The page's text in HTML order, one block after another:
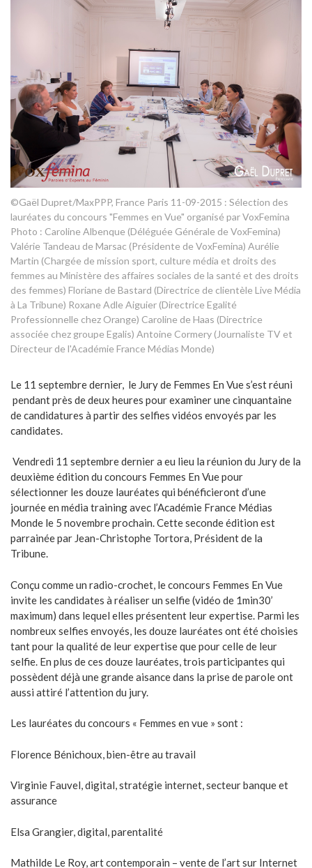
©Gaël Dupret/MaxPPP, France Paris 11-09-2015 : Sélection des
lauréates du concours "Femmes en Vue" organisé par VoxFemina
Photo : Caroline Albenque (Déléguée Générale de VoxFemina)
Valérie Tandeau de Marsac (Présidente de VoxFemina) Aurélie
Martin (Chargée de mission sport, culture média et droits des
femmes au Ministère des affaires sociales de la santé et des droits
des femmes) Floriane de Bastard (Directrice de clientèle Live Média
à La Tribune) Roxane Adle Aiguier (Directrice Egalité
Professionnelle chez Orange) Caroline de Haas (Directrice
associée chez groupe Egalis) Antoine Cormery (Journaliste TV et
Directeur de l'Académie France Médias Monde)
Le 11 septembre dernier, le Jury de Femmes En Vue s’est réuni
pendant près de deux heures pour examiner une cinquantaine
de candidatures à partir des selfies vidéos envoyés par les
candidates.
Vendredi 11 septembre dernier a eu lieu la réunion du Jury de la
deuxième édition du concours Femmes En Vue pour
sélectionner les douze lauréates qui bénéficieront d’une
journée en média training avec l’Académie France Médias
Monde le 5 novembre prochain. Cette seconde édition est
parrainée par Jean-Christophe Tortora, Président de la
Tribune.
Conçu comme un radio-crochet, le concours Femmes En Vue
invite les candidates à réaliser un selfie (vidéo de 1min30’
maximum) dans lequel elles présentent leur expertise. Parmi les
nombreux selfies envoyés, les douze lauréates ont été choisies
tant pour la qualité de leur expertise que pour celle de leur
selfie. En plus de ces douze lauréates, trois participantes qui
possèdent déjà une grande aisance dans la prise de parole ont
aussi attiré l’attention du jury.
Les lauréates du concours « Femmes en vue » sont :
Florence Bénichoux, bien-être au travail
Virginie Fauvel, digital, stratégie internet, secteur banque et
assurance
Elsa Grangier, digital, parentalité
Mathilde Le Roy, art contemporain – vente de l’art sur Internet